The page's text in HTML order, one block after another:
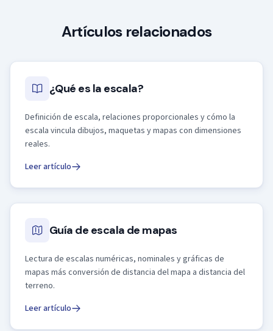
Artículos relacionados
¿Qué es la escala?
Definición de escala, relaciones proporcionales y cómo la
escala vincula dibujos, maquetas y mapas con dimensiones
reales.
Leer artículo
Guía de escala de mapas
Lectura de escalas numéricas, nominales y gráficas de
mapas más conversión de distancia del mapa a distancia del
terreno.
Leer artículo